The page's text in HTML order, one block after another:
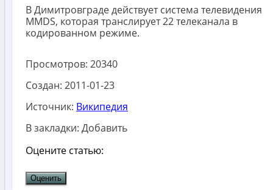
В Димитровграде действует система телевидения
MMDS, которая транслирует 22 телеканала в
кодированном режиме.
Просмотров: 20340
Создан: 2011-01-23
Источник: Википедия
В закладки: Добавить
Оцените статью: